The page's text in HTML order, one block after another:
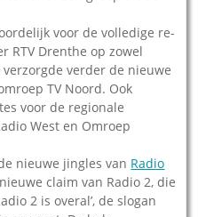
voor de volledige re-
RTV Drenthe op zowel
verder de nieuwe
TV Noord. Ook
voor de regionale
West en Omroep
nieuwe jingles van Radio
claim van Radio 2, die
2 is overal’, de slogan